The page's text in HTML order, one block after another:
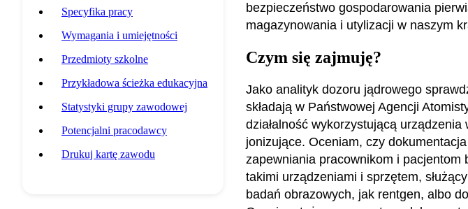
Specyfika pracy
Wymagania i umiejętności
Przedmioty szkolne
Przykładowa ścieżka edukacyjna
Statystyki grupy zawodowej
Potencjalni pracodawcy
Drukuj kartę zawodu
bezpieczeństwo gospodarowania
magazynowania i utylizacji w naszym
Czym się zajmuję?
Jako analityk dozoru jądrowego
składają w Państwowej Agencji
działalność wykorzystującą
jonizujące. Oceniam, czy
zapewniania pracownikom i
takimi urządzeniami i sprzętem,
badań obrazowych, jak rentgen, albo